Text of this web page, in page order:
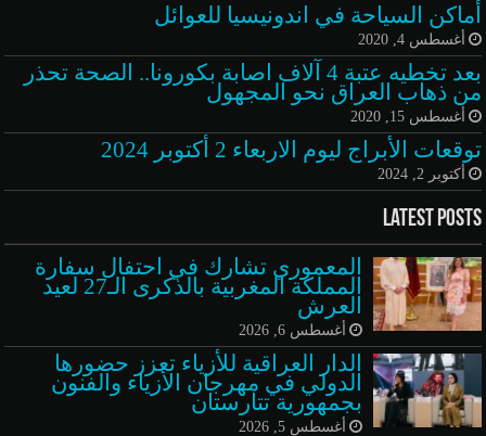
أماكن السياحة في اندونيسيا للعوائل
أغسطس 4, 2020
بعد تخطيه عتبة 4 آلاف اصابة بكورونا.. الصحة تحذر
من ذهاب العراق نحو المجهول
أغسطس 15, 2020
توقعات الأبراج ليوم الاربعاء 2 أكتوبر 2024
أكتوبر 2, 2024
Latest Posts
المعموري تشارك في احتفال سفارة
المملكة المغربية بالذكرى الـ27 لعيد
العرش
أغسطس 6, 2026
الدار العراقية للأزياء تعزز حضورها
الدولي في مهرجان الأزياء والفنون
بجمهورية تتارستان
أغسطس 5, 2026